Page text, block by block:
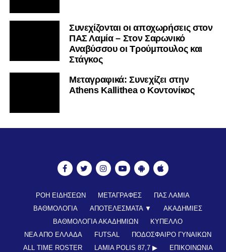
Συνεχίζονται οι αποχωρήσεις στον
ΠΑΣ Λαμία – Στον Σαρωνικό
Αναβύσσου οι Τρούμπουλος και
Στάγκος
Mεταγραφικά: Συνεχίζει στην
Athens Kallithea ο Κοντονίκος
ΡΟΗ ΕΙΔΗΣΕΩΝ ΜΕΤΑΓΡΑΦΕΣ
ΠΑΣ ΛΑΜΙΑ
ΒΑΘΜΟΛΟΓΙΑ
ΑΠΟΤΕΛΕΣΜΑΤΑ ▼
ΑΚΑΔΗΜΙΕΣ
ΒΑΘΜΟΛΟΓΙΑ ΑΚΑΔΗΜΙΩΝ
ΚΥΠΕΛΛΟ
ΝΕΑ ΑΠΟ ΕΛΛΑΔΑ
FUTSAL
ΠΟΔΟΣΦΑΙΡΟ ΓΥΝΑΙΚΩΝ
ALL TIME ROSTER
LAMIA POLIS 87,7 ▶︎ ΕΠΙΚΟΙΝΩΝΊΑ